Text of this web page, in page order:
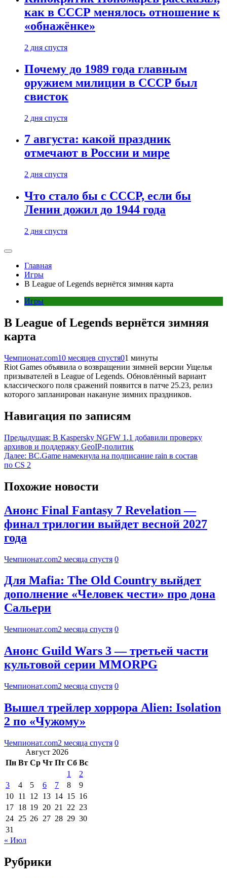
как в СССР менялось отношение к
«обнажёнке»
2 дня спустя
Почему до 1989 года главным
оружием милиции в СССР был
свисток
2 дня спустя
7 августа: какой праздник
отмечают в России и мире
2 дня спустя
Что стало бы с СССР, если бы
Ленин дожил до 1944 года
2 дня спустя
Главная
Игры
В League of Legends вернётся зимняя карта
Игры
В League of Legends вернётся зимняя
карта
Чемпионат.com10 месяцев спустя01 минуты
Riot Games объявила о возвращении зимней версии Ущелья
призывателей в League of Legends. Обновлённый вариант
классического поля сражений появится в патче 25.23, релиз
которого запланирован накануне зимних праздников.
Навигация по записям
Предыдущая: В Kaspersky NGFW 1.1 добавили проверку
архивов и поддержку GeoIP-политик
Далее: BC.Game намекнула на подписание rain в состав
по CS 2
Похожие новости
Анонс Final Fantasy 7 Revelation —
финал трилогии выйдет весной 2027
года
Чемпионат.com2 месяца спустя 0
Для Mafia: The Old Country выйдет
дополнение «Человек чести» про дона
Сальери
Чемпионат.com2 месяца спустя 0
Анонс Guild Wars 3 — третьей части
культовой серии MMORPG
Чемпионат.com2 месяца спустя 0
Вышел трейлер хоррора Alien: Isolation
2 по «Чужому»
Чемпионат.com2 месяца спустя 0
Август 2026
Пн Вт Ср Чт Пт Сб Вс
1
2
3
4 5 6 7 8
9
10 11 12 13 14 15 16
17 18 19 20 21 22 23
24 25 26 27 28 29 30
31
« Июл
Рубрики